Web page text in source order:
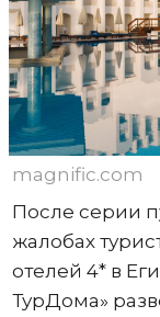
magnific.com
После серии
жалобах
отелей 4* в
ТурДома»